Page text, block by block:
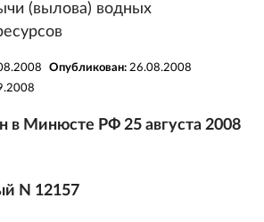
(вылова) водных
Опубликован: 26.08.2008
в Минюсте РФ 25 августа 2008
N 12157